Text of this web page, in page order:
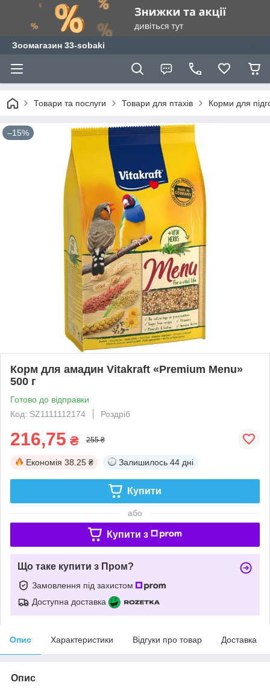
Зоомагазин 33-sobaki
Товари та послуги Товари для птахів Корми для
–15%
Корм для амадин Vitakraft «Premium Menu»
500 г
Готово до відправки
Код: SZ1111112174
Роздріб
216,75 ₴ 255 ₴
Економія 38.25 ₴ Залишилось 44 дні
Купити
або
Купити з
Що таке купити з Пром?
Замовлення під захистом
Доступна доставка
Опис Характеристики Відгуки про товар Доставка
Опис